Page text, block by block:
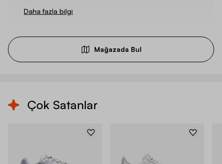
Daha fazla bilgi
Mağazada Bul
Çok Satanlar